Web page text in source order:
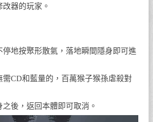
器的玩家。
地按聚形散氣，落地瞬間隱身即可進
需CD和藍量的，百萬猴子猴孫虐殺對
後，返回本體即可取消。